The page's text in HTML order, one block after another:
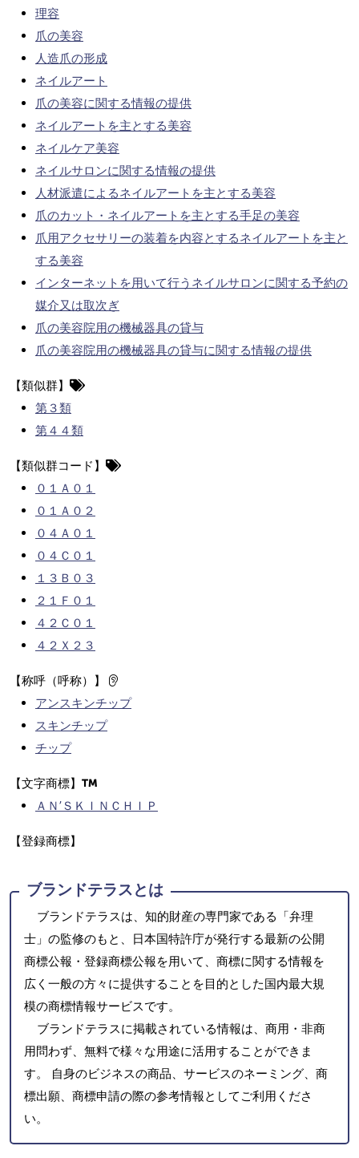
理容
爪の美容
人造爪の形成
ネイルアート
爪の美容に関する情報の提供
ネイルアートを主とする美容
ネイルケア美容
ネイルサロンに関する情報の提供
人材派遣によるネイルアートを主とする美容
爪のカット・ネイルアートを主とする手足の美容
爪用アクセサリーの装着を内容とするネイルアートを主と
する美容
インターネットを用いて行うネイルサロンに関する予約の
媒介又は取次ぎ
爪の美容院用の機械器具の貸与
爪の美容院用の機械器具の貸与に関する情報の提供
【類似群】
第３類
第４４類
【類似群コード】
０１Ａ０１
０１Ａ０２
０４Ａ０１
０４Ｃ０１
１３Ｂ０３
２１Ｆ０１
４２Ｃ０１
４２Ｘ２３
【称呼（呼称）】
アンスキンチップ
スキンチップ
チップ
【文字商標】
ＡＮ’ＳＫＩＮＣＨＩＰ
【登録商標】
ブランドテラスとは
ブランドテラスは、知的財産の専門家である「弁理
士」の監修のもと、日本国特許庁が発行する最新の公開
商標公報・登録商標公報を用いて、商標に関する情報を
広く一般の方々に提供することを目的とした国内最大規
模の商標情報サービスです。
ブランドテラスに掲載されている情報は、商用・非商
用問わず、無料で様々な用途に活用することができま
す。 自身のビジネスの商品、サービスのネーミング、商
標出願、商標申請の際の参考情報としてご利用くださ
い。